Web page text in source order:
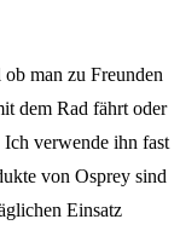
man zu Freunden
dem Rad fährt oder
verwende ihn fast
von Osprey sind
Einsatz